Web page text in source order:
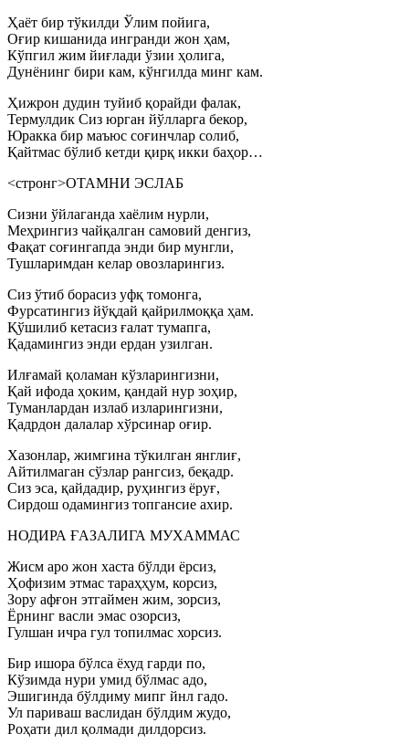
Ҳаёт бир тўкилди Ўлим пойига,
Оғир кишанида ингранди жон ҳам,
Кўпгил жим йиғлади ўзии ҳолига,
Дунёнинг бири кам, кўнгилда минг кам.
Ҳижрон дудин туйиб қорайди фалак,
Термулдик Сиз юрган йўлларга бекор,
Юракка бир маъюс соғинчлар солиб,
Қайтмас бўлиб кетди қирқ икки баҳор…
<стронг>ОТАМНИ ЭСЛАБ
Сизни ўйлаганда хаёлим нурли,
Меҳрингиз чайқалган самовий денгиз,
Фақат соғингапда энди бир мунгли,
Тушларимдан келар овозларингиз.
Сиз ўтиб борасиз уфқ томонга,
Фурсатингиз йўқдай қайрилмоққа ҳам.
Қўшилиб кетасиз ғалат тумапга,
Қадамингиз энди ердан узилган.
Илғамай қоламан кўзларингизни,
Қай ифода ҳоким, қандай нур зоҳир,
Туманлардан излаб изларингизни,
Қадрдон далалар хўрсинар оғир.
Хазонлар, жимгина тўкилган янглиғ,
Айтилмаган сўзлар рангсиз, беқадр.
Сиз эса, қайдадир, руҳингиз ёруғ,
Сирдош одамингиз топгансие ахир.
НОДИРА ҒАЗАЛИГА МУХАММАС
Жисм аро жон хаста бўлди ёрсиз,
Ҳофизим этмас тараҳҳум, корсиз,
Зору афғон этгаймен жим, зорсиз,
Ёрнинг васли эмас озорсиз,
Гулшан ичра гул топилмас хорсиз.
Бир ишора бўлса ёхуд гарди по,
Кўзимда нури умид бўлмас адо,
Эшигинда бўлдиму мипг йнл гадо.
Ул париваш васлидан бўлдим жудо,
Роҳати дил қолмади дилдорсиз.